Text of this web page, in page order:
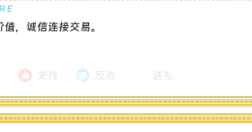
，诚信连接交易。